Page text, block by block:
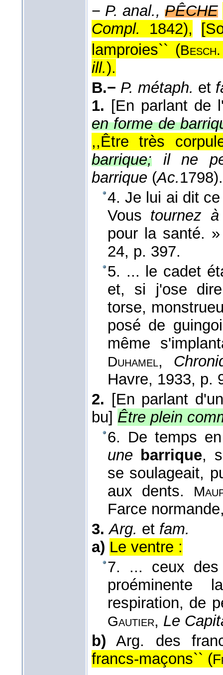
− P. anal., PÊCHE
Compl.
1842),
lamproies`` (
ill.).
B.− P. métaph. et
1. [En parlant de
en forme de
,,Être très
barrique;
il ne
barrique (Ac.1798).
4. Je lui ai dit
Vous tournez
pour la santé.
24, p. 397.
5. ... le cadet
et, si j'ose
torse,
posé de
même
Duhamel,
Havre, 1933, p.
2. [En parlant
bu] Être plein
6. De temps
une barrique,
se soulageait,
aux dents.
Farce normande
3. Arg. et fam.
a) Le ventre :
7. ... ceux
proéminente
respiration, de
Gautier, Le
b)
Arg. des
francs-maçons`` (